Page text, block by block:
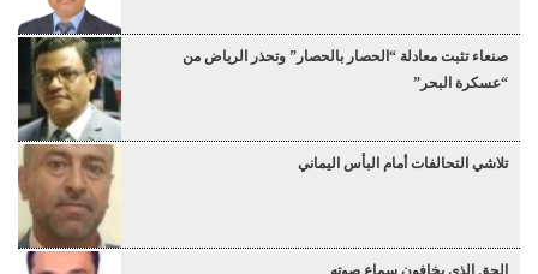
صنعاء تثبت معادلة “الحصار بالحصار” وتحذر الرياض من
“عسكرة البحر”
تلاشي التحالفات أمام البأس اليماني
الحق الذي يخافون سماع صوته